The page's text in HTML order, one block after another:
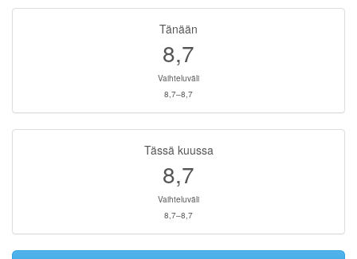
Tänään
8,7
Vaihteluväli
8,7–8,7
Tässä kuussa
8,7
Vaihteluväli
8,7–8,7